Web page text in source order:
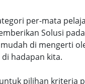
per-mata
Solusi
di mengerti
hadapan kita.
pilihan